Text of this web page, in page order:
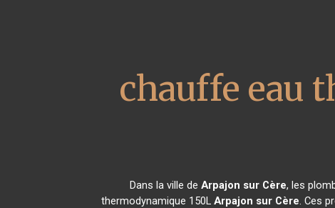
chauffe eau
Dans la ville de Arpajon sur Cère, les
thermodynamique 150L Arpajon sur Cère. Ces